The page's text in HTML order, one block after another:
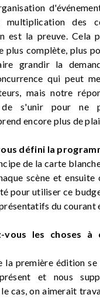
multiplication des
est la preuve. Cela
plus complète, plus
grandir la
qui peut
mais notre
de s'unir pour ne
encore plus de
défini la
de la carte
scène et
pour utiliser ce
du courant
vous les choses
première édition se
et nous
cas, on aimerait